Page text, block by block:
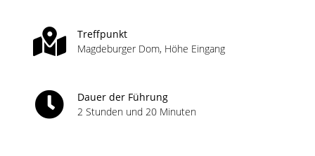
Treffpunkt
Magdeburger Dom, Höhe Eingang
Dauer der Führung
2 Stunden und 20 Minuten